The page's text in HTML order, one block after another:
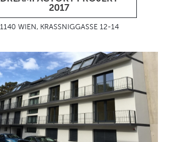
2017
1140 WIEN, KRASSNIGGASSE 12-14